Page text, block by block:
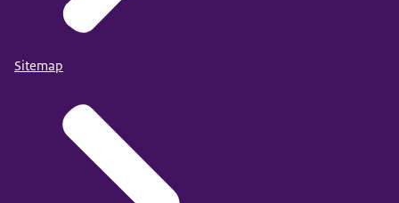
Sitemap